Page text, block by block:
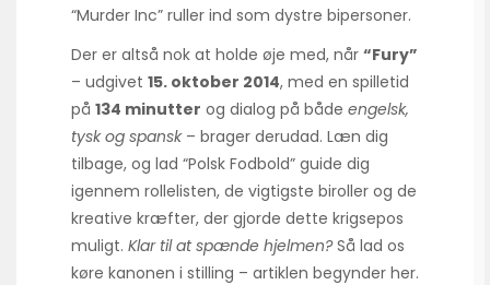
“Murder Inc” ruller ind som dystre bipersoner.
Der er altså nok at holde øje med, når “Fury”
– udgivet 15. oktober 2014, med en spilletid
på 134 minutter og dialog på både engelsk,
tysk og spansk– brager derudad. Læn dig
tilbage, og lad “Polsk Fodbold” guide dig
igennem rollelisten, de vigtigste biroller og de
kreative kræfter, der gjorde dette krigsepos
muligt. Klar til at spænde hjelmen?Så lad os
køre kanonen i stilling – artiklen begynder her.